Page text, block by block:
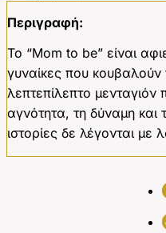
Περιγραφή:
Το “Mom to be” είναι
γυναίκες που
λεπτεπίλεπτο μενταγιόν
αγνότητα, τη δύναμη και
ιστορίες δε λέγονται με